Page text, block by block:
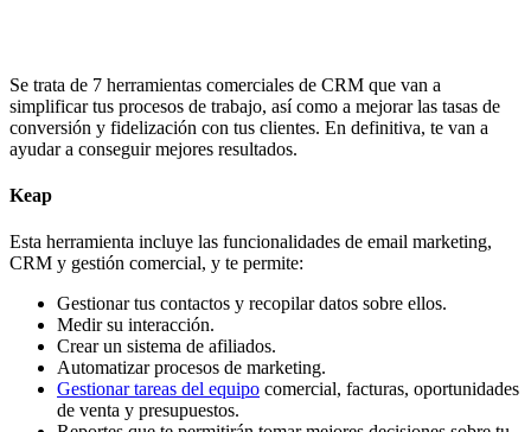
Se trata de 7 herramientas comerciales de CRM que van a
simplificar tus procesos de trabajo, así como a mejorar las tasas de
conversión y fidelización con tus clientes. En definitiva, te van a
ayudar a conseguir mejores resultados.
Keap
Esta herramienta incluye las funcionalidades de email marketing,
CRM y gestión comercial, y te permite:
Gestionar tus contactos y recopilar datos sobre ellos.
Medir su interacción.
Crear un sistema de afiliados.
Automatizar procesos de marketing.
Gestionar tareas del equipo comercial, facturas, oportunidades
de venta y presupuestos.